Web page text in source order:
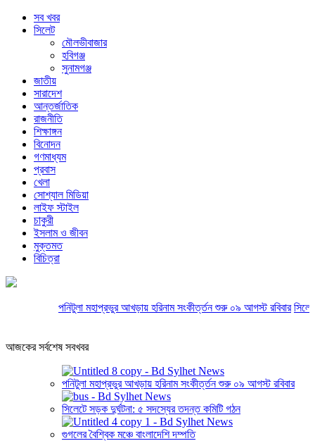
সব খবর
সিলেট
মৌলভীবাজার
হবিগঞ্জ
সুনামগঞ্জ
জাতীয়
সারাদেশ
আন্তর্জাতিক
রাজনীতি
শিক্ষাঙ্গন
বিনোদন
গণমাধ্যম
প্রবাস
খেলা
সোশ্যাল মিডিয়া
লাইফ স্টাইল
চাকুরী
ইসলাম ও জীবন
মুক্তমত
বিচিত্রা
পনিটুলা মহাপ্রভুর আখড়ায় হরিনাম সংকীর্ত্তন শুরু ০৯ আগস্ট রবিবার সিলেটে
আজকের সর্বশেষ সবখবর
পনিটুলা মহাপ্রভুর আখড়ায় হরিনাম সংকীর্ত্তন শুরু ০৯ আগস্ট রবিবার
সিলেটে সড়ক দুর্ঘটনা: ৫ সদস্যের তদন্ত কমিটি গঠন
গুগলের বৈশ্বিক মঞ্চে বাংলাদেশি দম্পতি